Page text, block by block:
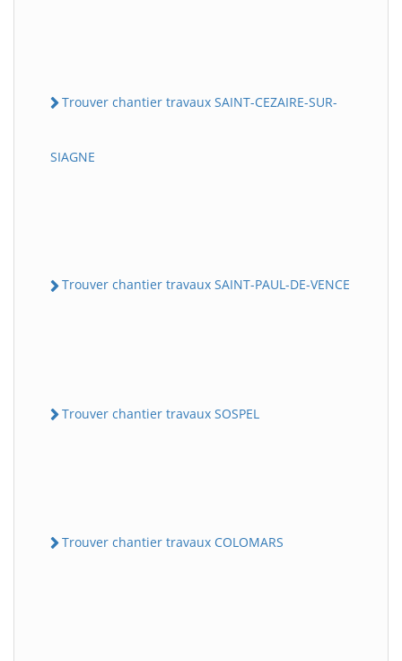
Trouver chantier travaux SAINT-CEZAIRE-SUR-
SIAGNE
Trouver chantier travaux SAINT-PAUL-DE-VENCE
Trouver chantier travaux SOSPEL
Trouver chantier travaux COLOMARS